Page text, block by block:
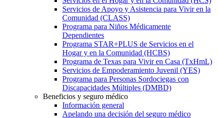
Servicios de Apoyo y Asistencia para Vivir en la
Comunidad (CLASS)
Programa para Niños Médicamente
Dependientes
Programa STAR+PLUS de Servicios en el
Hogar y en la Comunidad (HCBS)
Programa de Texas para Vivir en Casa (TxHmL)
Servicios de Empoderamiento Juvenil (YES)
Programa para Personas Sordociegas con
Discapacidades Múltiples (DMBD)
Beneficios y seguro médico
Información general
Apelando una decisión del seguro médico